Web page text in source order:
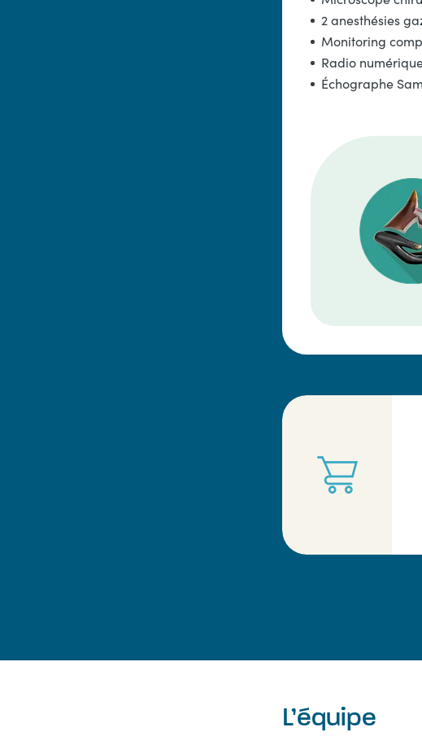
2 anesthésies
Monitoring
Radio
Échographe
L’équipe